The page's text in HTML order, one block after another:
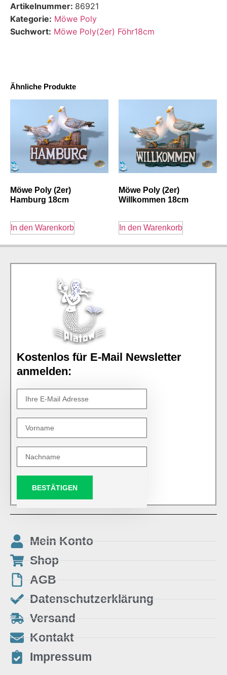
Artikelnummer: 86921
Kategorie: Möwe Poly
Suchwort: Möwe Poly(2er) Föhr18cm
Ähnliche Produkte
Möwe Poly (2er)
Hamburg 18cm
In den Warenkorb
Möwe Poly (2er)
Willkommen 18cm
In den Warenkorb
Kostenlos für E-Mail Newsletter
anmelden:
BESTÄTIGEN
Mein Konto
Shop
AGB
Datenschutzerklärung
Versand
Kontakt
Impressum